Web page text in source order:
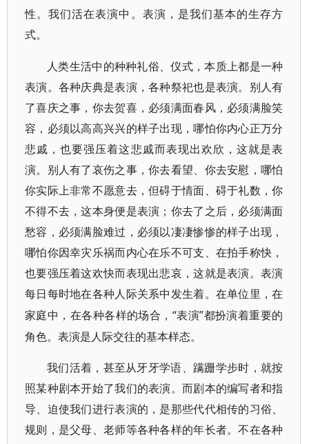
性。我们活在表演中。表演，是我们基本的生存方
式。
人类生活中的种种礼俗、仪式，本质上都是一种
表演。各种庆典是表演，各种祭祀也是表演。别人有
了喜庆之事，你去贺喜，必须满面春风，必须满脸笑
容，必须以高高兴兴的样子出现，哪怕你内心正万分
悲戚，也要强压着这悲戚而表现出欢欣，这就是表
演。别人有了哀伤之事，你去看望、你去安慰，哪怕
你实际上非常不愿意去，但碍于情面、碍于礼数，你
不得不去，这本身便是表演；你去了之后，必须满面
愁容，必须满脸难过，必须以凄凄惨惨的样子出现，
哪怕你因幸灾乐祸而内心在乐不可支、在拍手称快，
也要强压着这欢快而表现出悲哀，这就是表演。表演
每日每时地在各种人际关系中发生着。在单位里，在
家庭中，在各种各样的场合， “表演”都扮演着重要的
角色。表演是人际交往的基本样态。
我们活着，甚至从牙牙学语、蹒跚学步时，就按
照某种剧本开始了我们的表演。而剧本的编写者和指
导、迫使我们进行表演的，是那些代代相传的习俗、
规则，是父母、老师等各种各样的年长者。不在各种